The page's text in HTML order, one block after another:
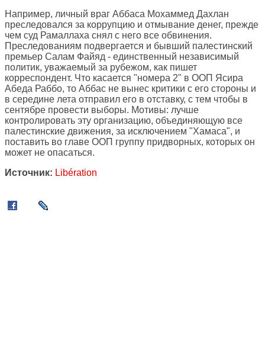
Например, личный враг Аббаса Мохаммед Дахлан
преследовался за коррупцию и отмывание денег, прежде
чем суд Рамаллаха снял с него все обвинения.
Преследованиям подвергается и бывший палестинский
премьер Салам Файяд - единственный независимый
политик, уважаемый за рубежом, как пишет
корреспондент. Что касается "номера 2" в ООП Ясира
Абеда Раббо, то Аббас не вынес критики с его стороны и
в середине лета отправил его в отставку, с тем чтобы в
сентябре провести выборы. Мотивы: лучше
контролировать эту организацию, объединяющую все
палестинские движения, за исключением "Хамаса", и
поставить во главе ООП группу придворных, которых он
может не опасаться.
Источник: Libération